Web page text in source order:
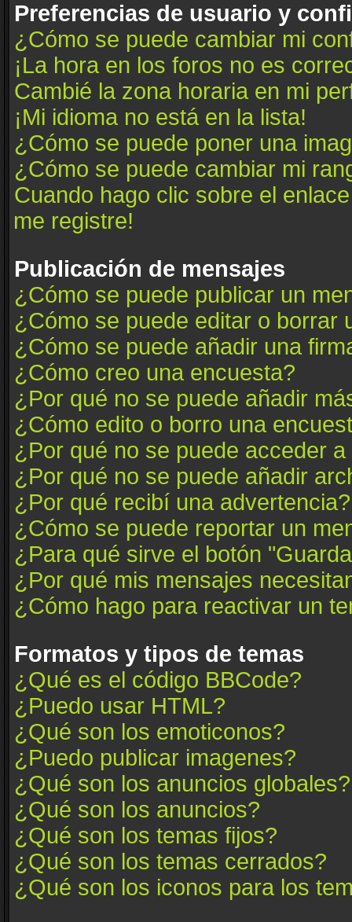
Preferencias de usuario y
¿Cómo se puede cambiar mi
¡La hora en los foros no es
Cambié la zona horaria en mi
¡Mi idioma no está en la lista!
¿Cómo se puede poner una
¿Cómo se puede cambiar mi
Cuando hago clic sobre el
me registre!
Publicación de mensajes
¿Cómo se puede publicar un
¿Cómo se puede editar o borrar
¿Cómo se puede añadir una
¿Cómo creo una encuesta?
¿Por qué no se puede añadir
¿Cómo edito o borro una
¿Por qué no se puede acceder
¿Por qué no se puede añadir
¿Por qué recibí una advertencia?
¿Cómo se puede reportar un
¿Para qué sirve el botón
¿Por qué mis mensajes
¿Cómo hago para reactivar un
Formatos y tipos de temas
¿Qué es el código BBCode?
¿Puedo usar HTML?
¿Qué son los emoticonos?
¿Puedo publicar imagenes?
¿Qué son los anuncios globales?
¿Qué son los anuncios?
¿Qué son los temas fijos?
¿Qué son los temas cerrados?
¿Qué son los iconos para los